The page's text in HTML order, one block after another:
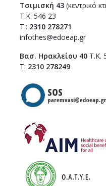
Τσιμισκή 43 (κεντρικό
Τ.Κ. 546 23
T.: 2310 278271
infothes@edoeap.gr
Βασ. Ηρακλείου 40 Τ.Κ.
Τ: 2310 278249